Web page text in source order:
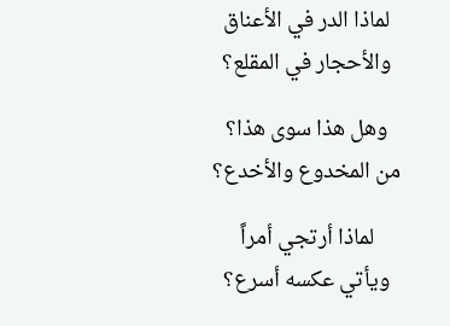
لماذا الدر في الأعناق
والأحجار في المقلع؟
وهل هذا سوى هذا؟
من المخدوع والأخدع؟
لماذا أرتجي أمراً
ويأتي عكسه أسرع؟